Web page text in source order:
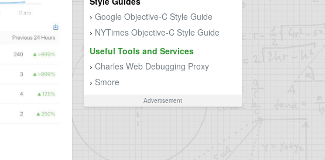
› Google Objective-C Style Guide
› NYTimes Objective-C Style Guide
Useful Tools and Services
› Charles Web Debugging Proxy
› Smore
Advertisement